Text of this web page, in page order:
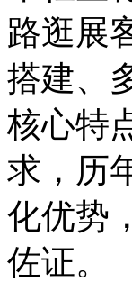
路逛展
搭建、
核心特
求，历
化优势
佐证。